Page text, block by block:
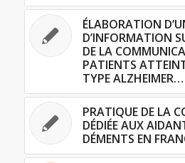
ÉLABORATION
D’INFORMATION
DE LA
PATIENTS
TYPE ALZHEIMER…
PRATIQUE DE LA
DÉDIÉE AUX
DÉMENTS EN